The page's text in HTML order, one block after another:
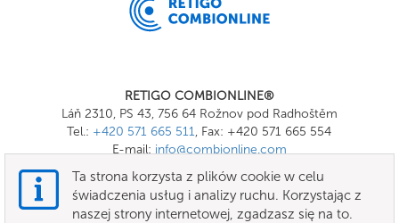
RETIGO COMBIONLINE®
Láň 2310, PS 43, 756 64 Rožnov pod Radhoštěm
Tel.: +420 571 665 511, Fax: +420 571 665 554
E-mail: info@combionline.com
OnlineMenu
Ta strona korzysta z plików cookie w celu
świadczenia usług i analizy ruchu. Korzystając z
naszej strony internetowej, zgadzasz się na to.